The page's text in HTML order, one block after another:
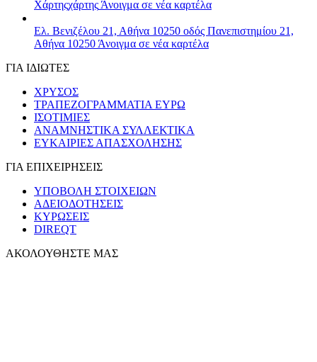
Χάρτηςχάρτης Άνοιγμα σε νέα καρτέλα
Ελ. Βενιζέλου 21, Αθήνα 10250 οδός Πανεπιστημίου 21,
Αθήνα 10250 Άνοιγμα σε νέα καρτέλα
ΓΙΑ ΙΔΙΩΤΕΣ
ΧΡΥΣΟΣ
ΤΡΑΠΕΖΟΓΡΑΜΜΑΤΙΑ ΕΥΡΩ
ΙΣΟΤΙΜΙΕΣ
ΑΝΑΜΝΗΣΤΙΚΑ ΣΥΛΛΕΚΤΙΚΑ
ΕΥΚΑΙΡΙΕΣ ΑΠΑΣΧΟΛΗΣΗΣ
ΓΙΑ ΕΠΙΧΕΙΡΗΣΕΙΣ
ΥΠΟΒΟΛΗ ΣΤΟΙΧΕΙΩΝ
ΑΔΕΙΟΔΟΤΗΣΕΙΣ
ΚΥΡΩΣΕΙΣ
DIREQT
ΑΚΟΛΟΥΘΗΣΤΕ ΜΑΣ